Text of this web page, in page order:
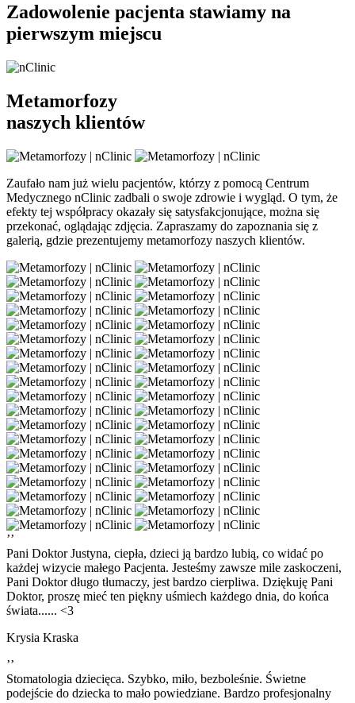
Zadowolenie pacjenta stawiamy na
pierwszym miejscu
Metamorfozy
naszych klientów
Zaufało nam już wielu pacjentów, którzy z pomocą Centrum
Medycznego nClinic zadbali o swoje zdrowie i wygląd. O tym, że
efekty tej współpracy okazały się satysfakcjonujące, można się
przekonać, oglądając zdjęcia. Zapraszamy do zapoznania się z
galerią, gdzie prezentujemy metamorfozy naszych klientów.
’’
Pani Doktor Justyna, ciepła, dzieci ją bardzo lubią, co widać po
każdej wizycie małego Pacjenta. Jesteśmy zawsze mile zaskoczeni,
Pani Doktor długo tłumaczy, jest bardzo cierpliwa. Dziękuję Pani
Doktor, proszę mieć ten piękny uśmiech każdego dnia, do końca
świata...... <3
Krysia Kraska
’’
Stomatologia dziecięca. Szybko, miło, bezboleśnie. Świetne
podejście do dziecka to mało powiedziane. Bardzo profesjonalny